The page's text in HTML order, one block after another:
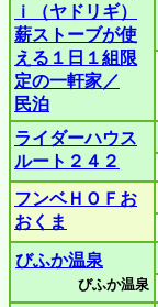
ｉ（ヤドリギ）
薪ストーブが使
える１日１組限
定の一軒家／
民泊
ライダーハウス
ルート２４２
フンベＨＯＦお
おくま
びふか温泉
びふか温泉